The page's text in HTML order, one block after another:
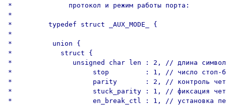
*              протокол и режим работы порта:
*
*         typedef struct _AUX_MODE_ {
*
*          union {
*            struct {
*               unsigned char len : 2, // длина
*                    stop         : 1, // число стоп-
*                    parity       : 2, // контроль
*                    stuck_parity : 1, // фиксация
*                    en_break_ctl : 1, // установка